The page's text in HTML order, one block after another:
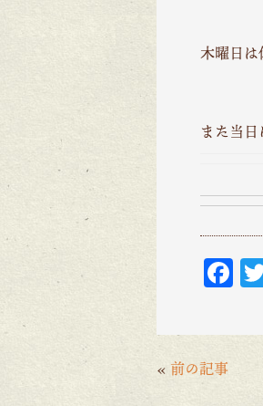
木曜日は
また当日
F
ac
eb
« 前の記事